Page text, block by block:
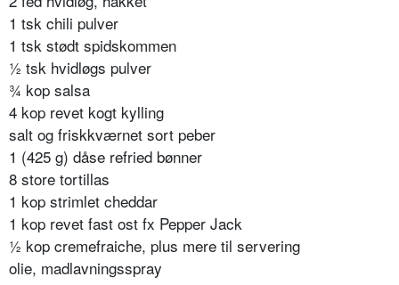
1 tsk chili pulver
1 tsk stødt spidskommen
½ tsk hvidløgs pulver
¾ kop salsa
4 kop revet kogt kylling
salt og friskkværnet sort peber
1 (425 g) dåse refried bønner
8 store tortillas
1 kop strimlet cheddar
1 kop revet fast ost fx Pepper Jack
½ kop cremefraiche, plus mere til servering
olie, madlavningsspray